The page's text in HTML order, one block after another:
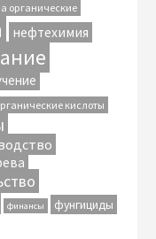
органические
нефтехимия
кислоты
финансы фунгициды